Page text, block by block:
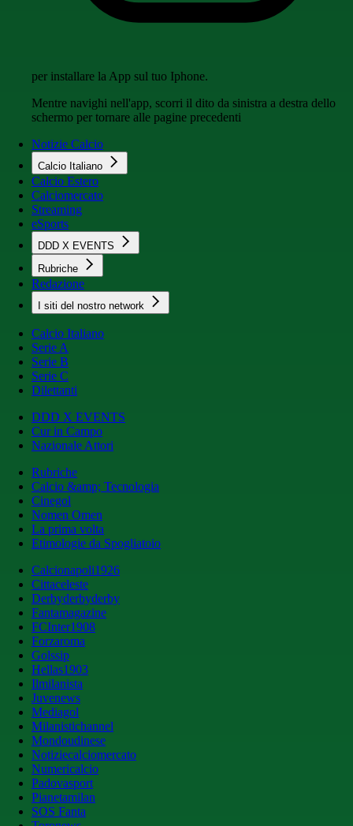
per installare la App sul tuo Iphone.
Mentre navighi nell'app, scorri il dito da sinistra a destra dello
schermo per tornare alle pagine precedenti
Notizie Calcio
Calcio Italiano
Calcio Estero
Calciomercato
Streaming
eSports
DDD X EVENTS
Rubriche
Redazione
I siti del nostro network
Calcio Italiano
Serie A
Serie B
Serie C
Dilettanti
DDD X EVENTS
Cur in Campo
Nazionale Attori
Rubriche
Calcio &amp; Tecnologia
Cinegol
Nomen Omen
La prima volta
Etimologie da Spogliatoio
Calcionapoli1926
Cittaceleste
Derbyderbyderby
Fantamagazine
FCInter1908
Forzaroma
Golssip
Hellas1903
Ilmilanista
Juvenews
Mediagol
Milanistichannel
Mondoudinese
Notiziecalciomercato
Numericalcio
Padovasport
Pianetamilan
SOS Fanta